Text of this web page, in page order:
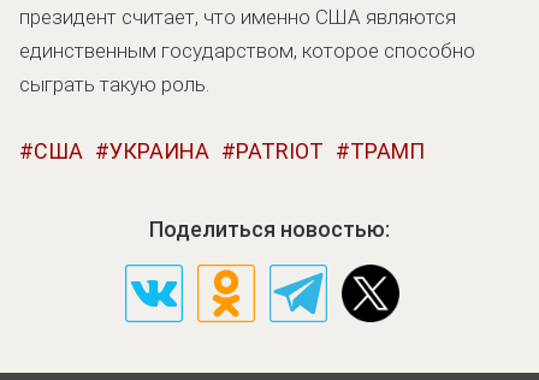
президент считает, что именно США являются
единственным государством, которое способно
сыграть такую роль.
США УКРАИНА PATRIOT ТРАМП
Поделиться новостью: